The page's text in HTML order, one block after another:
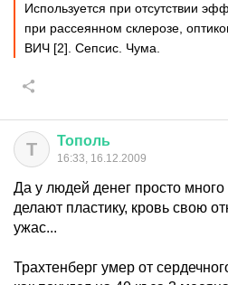
Используется при отсутствии
при рассеянном склерозе,
ВИЧ [2]. Сепсис. Чума.
Т Тополь
16:33, 16.12.2009
Да у людей денег просто
делают пластику, кровь свою
ужас...
Трахтенберг умер от